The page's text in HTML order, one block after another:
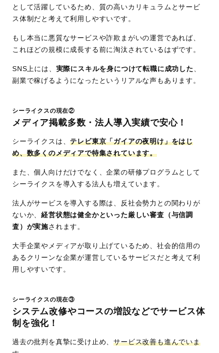
として活躍しているため、質の高いカリキュラムとサービ
ス体制だと考えて利用しやすいです。
もし本当に悪質なサービスや詐欺まがいの運営であれば、
これほどの規模に成長する前に淘汰されているはずです。
SNS上には、 実際にスキルを身につけて転職に成功した 、
副業で稼げるようになったというリアルな声もあります。
シーライクスの現在②
メディア掲載多数・法人導入実績で安心！
シーライクスは、テレビ東京「ガイアの夜明け」をはじ
め、数多くのメディアで特集されています。
また、個人向けだけでなく、企業の研修プログラムとして
シーライクスを導入する法人も増えています。
法人がサービスを導入する際は、反社会勢力との関わりが
ないか、経営状態は健全かといった厳しい審査（与信調
査）が実施されます。
大手企業やメディアが取り上げているため、社会的信用の
あるクリーンな企業が運営しているサービスだと考えて利
用しやすいです。
シーライクスの現在③
システム改修やコースの増設などでサービス体
制を強化！
過去の批判を真摯に受け止め、サービス改善も進んでいま